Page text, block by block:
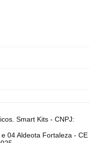
Smart Kits - CNPJ:
04 Aldeota Fortaleza - CE